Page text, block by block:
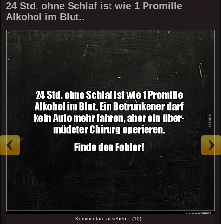
24 Std. ohne Schlaf ist wie 1 Promille
Alkohol im Blut..
Kommentare ansehen... (10)